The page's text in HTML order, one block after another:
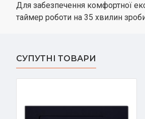
Для забезпечення комфортної
таймер роботи на 35 хвилин
СУПУТНІ ТОВАРИ